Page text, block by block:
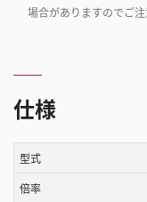
場合がありますのでご注
仕様
型式
倍率